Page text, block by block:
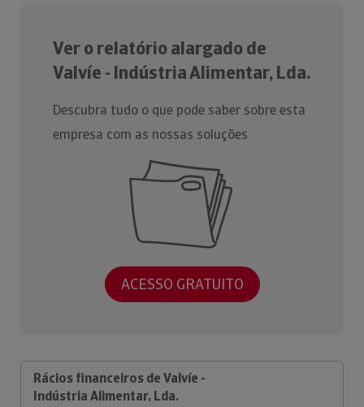
Ver o relatório alargado de
Valvíe - Indústria Alimentar, Lda.
Descubra tudo o que pode saber sobre esta
empresa com as nossas soluções
ACESSO GRATUITO
Rácios financeiros de Valvíe -
Indústria Alimentar, Lda.